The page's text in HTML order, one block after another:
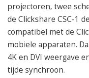
projectoren, twee
de Clickshare CSC-1
compatibel met de
mobiele apparaten.
4K en DVI weergave
tijde synchroon.